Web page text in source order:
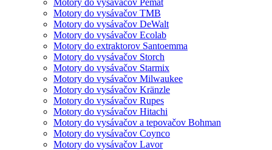
Motory do vysávačov Pemat
Motory do vysávačov TMB
Motory do vysávačov DeWalt
Motory do vysávačov Ecolab
Motory do extraktorov Santoemma
Motory do vysávačov Storch
Motory do vysávačov Starmix
Motory do vysávačov Milwaukee
Motory do vysávačov Kränzle
Motory do vysávačov Rupes
Motory do vysávačov Hitachi
Motory do vysávačov a tepovačov Bohman
Motory do vysávačov Coynco
Motory do vysávačov Lavor